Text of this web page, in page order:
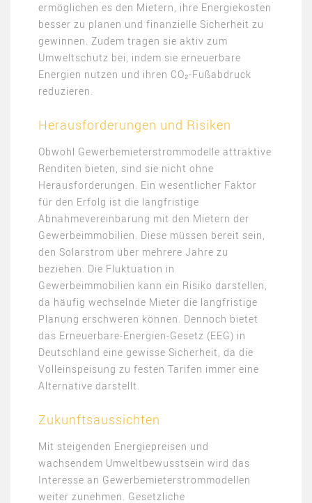
ermöglichen es den Mietern, ihre Energiekosten
besser zu planen und finanzielle Sicherheit zu
gewinnen. Zudem tragen sie aktiv zum
Umweltschutz bei, indem sie erneuerbare
Energien nutzen und ihren CO₂-Fußabdruck
reduzieren​​.
Herausforderungen und Risiken
Obwohl Gewerbemieterstrommodelle attraktive
Renditen bieten, sind sie nicht ohne
Herausforderungen. Ein wesentlicher Faktor
für den Erfolg ist die langfristige
Abnahmevereinbarung mit den Mietern der
Gewerbeimmobilien. Diese müssen bereit sein,
den Solarstrom über mehrere Jahre zu
beziehen. Die Fluktuation in
Gewerbeimmobilien kann ein Risiko darstellen,
da häufig wechselnde Mieter die langfristige
Planung erschweren können. Dennoch bietet
das Erneuerbare-Energien-Gesetz (EEG) in
Deutschland eine gewisse Sicherheit, da die
Volleinspeisung zu festen Tarifen immer eine
Alternative darstellt​.
Zukunftsaussichten
Mit steigenden Energiepreisen und
wachsendem Umweltbewusstsein wird das
Interesse an Gewerbemieterstrommodellen
weiter zunehmen. Gesetzliche